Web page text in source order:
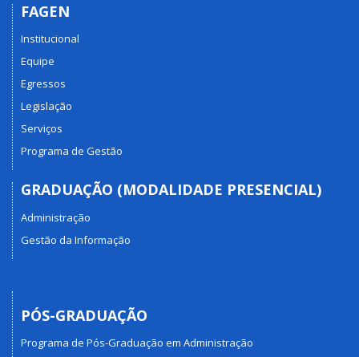
FAGEN
Institucional
Equipe
Egressos
Legislação
Serviços
Programa de Gestão
GRADUAÇÃO (MODALIDADE PRESENCIAL)
Administração
Gestão da Informação
PÓS-GRADUAÇÃO
Programa de Pós-Graduação em Administração